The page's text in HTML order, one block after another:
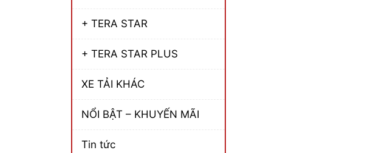
+ TERA STAR
+ TERA STAR PLUS
XE TẢI KHÁC
NỔI BẬT – KHUYẾN MÃI
Tin tức